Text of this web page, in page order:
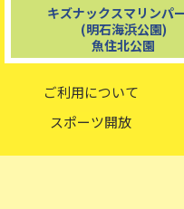
ご利用について
スポーツ開放
キズナックスマリンパ
(明石海浜公園)
魚住北公園